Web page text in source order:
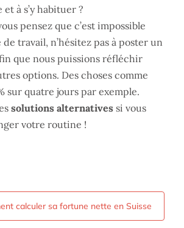
à s’y habituer ?
pensez que c’est impossible
travail, n’hésitez pas à poster un
que nous puissions réfléchir
options. Des choses comme
sur quatre jours par exemple.
solutions alternatives si vous
votre routine !
calculer sa fortune nette en Suisse